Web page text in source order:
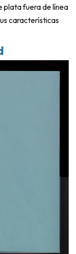
plata fuera de línea
características